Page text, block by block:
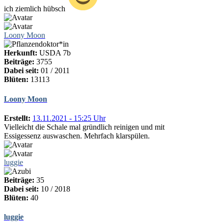
ich ziemlich hübsch
Loony Moon
Herkunft: USDA 7b
Beiträge: 3755
Dabei seit: 01 / 2011
Blüten: 13113
Loony Moon
Erstellt: 13.11.2021 - 15:25 Uhr
Vielleicht die Schale mal gründlich reinigen und mit
Essigessenz auswaschen. Mehrfach klarspülen.
luggie
Beiträge: 35
Dabei seit: 10 / 2018
Blüten: 40
luggie